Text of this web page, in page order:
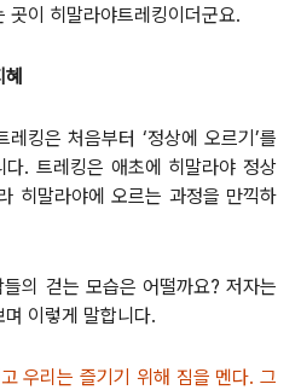
곳이 히말라야트레킹이더군요.
킹은 처음부터 ‘정상에 오르기’를
. 트레킹은 애초에 히말라야 정상
히말라야에 오르는 과정을 만끽하
의 걷는 모습은 어떨까요? 저자는
이렇게 말합니다.
우리는 즐기기 위해 짐을 멘다. 그